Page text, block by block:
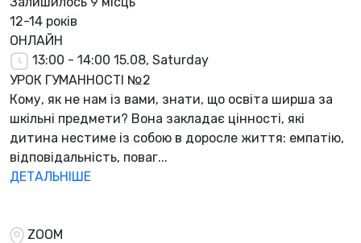
12-14 років
ОНЛАЙН
13:00 - 14:00 15.08, Saturday
УРОК ГУМАННОСТІ №2
Кому, як не нам із вами, знати, що освіта ширша за
шкільні предмети? Вона закладає цінності, які
дитина нестиме із собою в доросле життя: емпатію,
відповідальність, поваг...
ДЕТАЛЬНІШЕ
ZOOM